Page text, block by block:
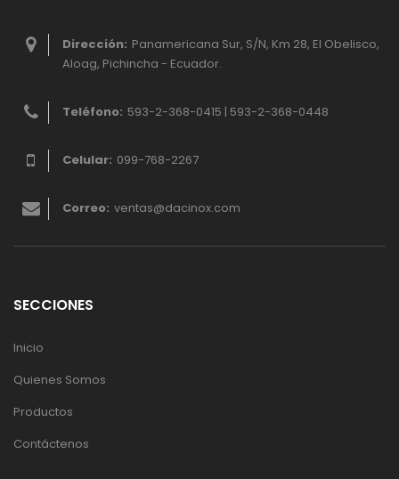
Dirección: Panamericana Sur, S/N, Km 28, El Obelisco,
Aloag, Pichincha - Ecuador.
Teléfono: 593-2-368-0415 | 593-2-368-0448
Celular: 099-768-2267
Correo: ventas@dacinox.com
SECCIONES
Inicio
Quienes Somos
Productos
Contáctenos